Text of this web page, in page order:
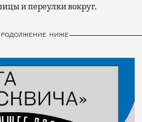
и переулки вокруг.
НИЖЕ